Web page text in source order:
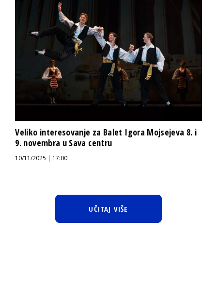
Veliko interesovanje za Balet Igora Mojsejeva 8. i
9. novembra u Sava centru
10/11/2025 | 17:00
UČITAJ VIŠE